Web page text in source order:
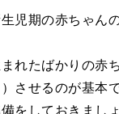
児期の赤ちゃん
れたばかりの赤
）させるのが基本
をしておきましょ